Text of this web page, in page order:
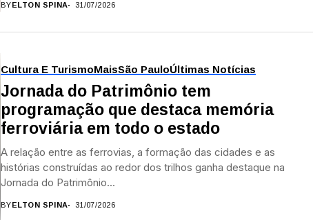
BY ELTON SPINA 31/07/2026
Cultura E TurismoMaisSão PauloÚltimas Notícias
Jornada do Patrimônio tem
programação que destaca memória
ferroviária em todo o estado
A relação entre as ferrovias, a formação das cidades e as
histórias construídas ao redor dos trilhos ganha destaque na
Jornada do Patrimônio...
BYELTON SPINA 31/07/2026